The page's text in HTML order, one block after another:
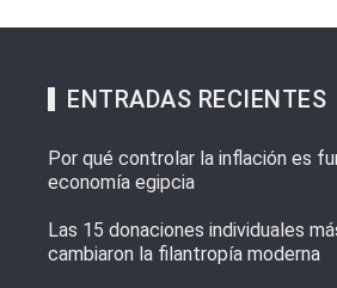
ENTRADAS RECIENTES
Por qué controlar la inflación es
economía egipcia
Las 15 donaciones individuales
cambiaron la filantropía moderna